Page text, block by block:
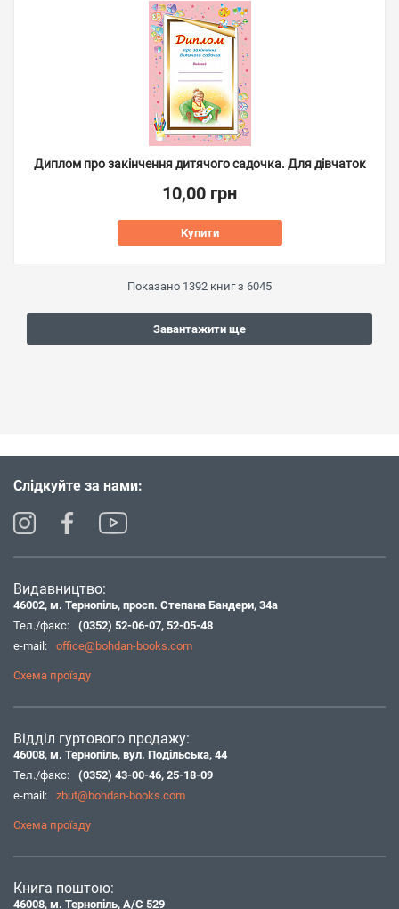
Диплом про закінчення дитячого садочка. Для дівчаток
10,00 грн
Купити
Показано 1392 книг з 6045
Завантажити ще
Слідкуйте за нами:
Видавництво:
46002, м. Тернопіль, просп. Степана Бандери, 34а
Тел./факс:
(0352) 52-06-07, 52-05-48
e-mail:
office@bohdan-books.com
Схема проїзду
Відділ гуртового продажу:
46008, м. Тернопіль, вул. Подільська, 44
Тел./факс:
(0352) 43-00-46, 25-18-09
e-mail:
zbut@bohdan-books.com
Схема проїзду
Книга поштою:
46008, м. Тернопіль, А/С 529